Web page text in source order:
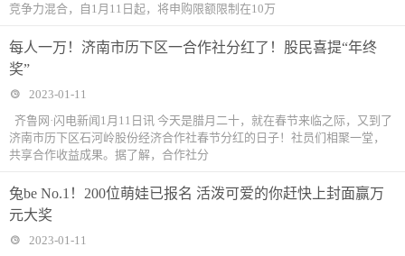
竞争力混合，自1月11日起，将申购限额限制在10万
每人一万！济南市历下区一合作社分红了！股民喜提“年终
奖”
2023-01-11
齐鲁网·闪电新闻1月11日讯 今天是腊月二十，就在春节来临之际，又到了
济南市历下区石河岭股份经济合作社春节分红的日子！社员们相聚一堂，
共享合作收益成果。据了解，合作社分
兔be No.1！200位萌娃已报名 活泼可爱的你赶快上封面赢万
元大奖
2023-01-11